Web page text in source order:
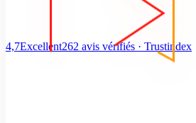
4,7Excellent262 avis vérifiés · Trustindex